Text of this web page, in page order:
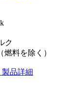
ク
燃料を除く）
製品詳細